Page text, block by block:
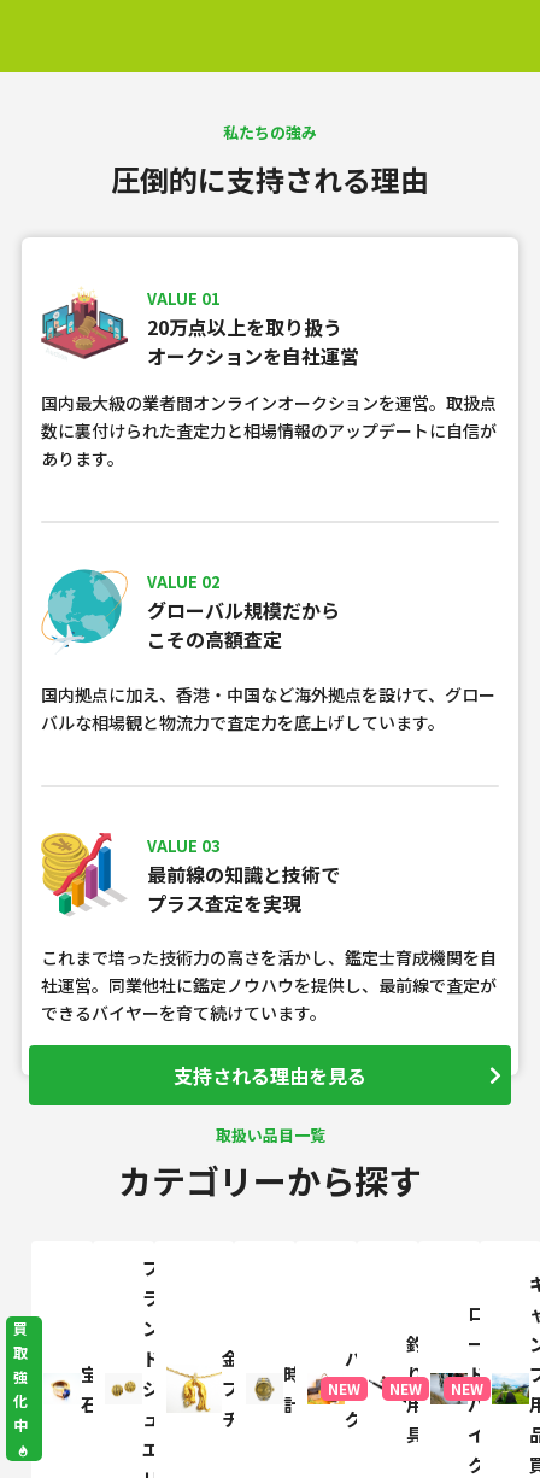
私たちの強み
圧倒的に支持される理由
VALUE 01
20万点以上を取り扱う
オークションを自社運営
国内最大級の業者間オンラインオークションを運営。取扱点
数に裏付けられた査定力と相場情報のアップデートに自信が
あります。
VALUE 02
グローバル規模だから
こその高額査定
国内拠点に加え、香港・中国など海外拠点を設けて、グロー
バルな相場観と物流力で査定力を底上げしています。
VALUE 03
最前線の知識と技術で
プラス査定を実現
これまで培った技術力の高さを活かし、鑑定士育成機関を自
社運営。同業他社に鑑定ノウハウを提供し、最前線で査定が
できるバイヤーを育て続けています。
支持される理由を見る
取扱い品目一覧
カテゴリーから探す
買
取
強
化
中
宝
石
ブ
ラ
ン
ド
ジ
ュ
エ
金・
プラ
チナ
時
計
バ
ッ
グ
NEW
釣
り
用
具
NEW
ロ
ー
ド
バ
イ
ク
NEW